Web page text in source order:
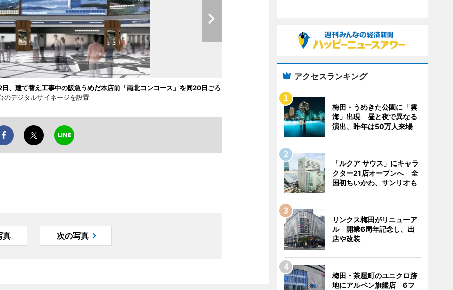
、建て替え工事中の阪急うめだ本店前「南北コンコース」を同20日ごろ
のデジタルサイネージを設置
真 次の写真
アクセスランキング
梅田・うめきた公園に「雲
海」出現 昼と夜で異なる
演出、昨年は50万人来場
「ルクア サウス」にキャラ
クター21店オープンへ 全
国初ちいかわ、サンリオも
リンクス梅田がリニューア
ル 開業6周年記念し、出
店や改装
梅田・茶屋町のユニクロ跡
地にアルペン旗艦店 6フ